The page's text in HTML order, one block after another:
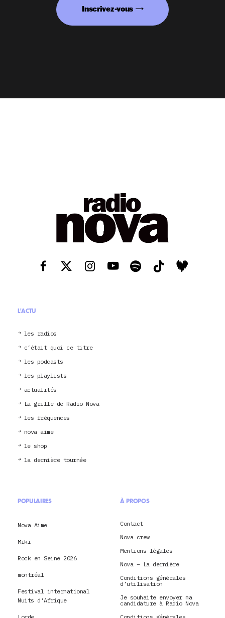
Inscrivez-vous
L'ACTU
les radios
c’était quoi ce titre
les podcasts
les playlists
actualités
La grille de Radio Nova
les fréquences
nova aime
le shop
la dernière tournée
POPULAIRES
Nova Aime
Miki
Rock en Seine 2026
montréal
Festival international
Nuits d’Afrique
À PROPOS
Contact
Nova crew
Mentions légales
Nova – La dernière
Conditions générales
d’utilisation
Je souhaite envoyer ma
candidature à Radio Nova